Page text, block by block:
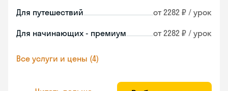
Для путешествий от 2282 ₽ / урок
Для начинающих - премиум от 2282 ₽ / урок
Все услуги и цены (4)